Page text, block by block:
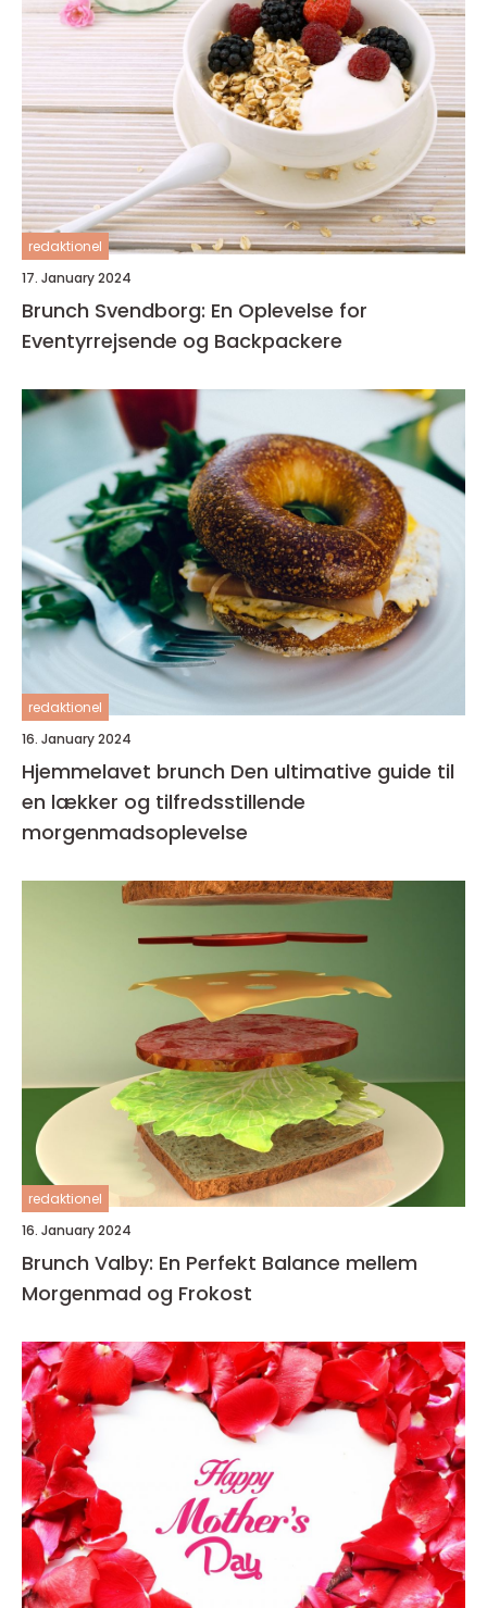
redaktionel
17. January 2024
Brunch Svendborg: En Oplevelse for
Eventyrrejsende og Backpackere
redaktionel
16. January 2024
Hjemmelavet brunch Den ultimative guide til
en lækker og tilfredsstillende
morgenmadsoplevelse
redaktionel
16. January 2024
Brunch Valby: En Perfekt Balance mellem
Morgenmad og Frokost